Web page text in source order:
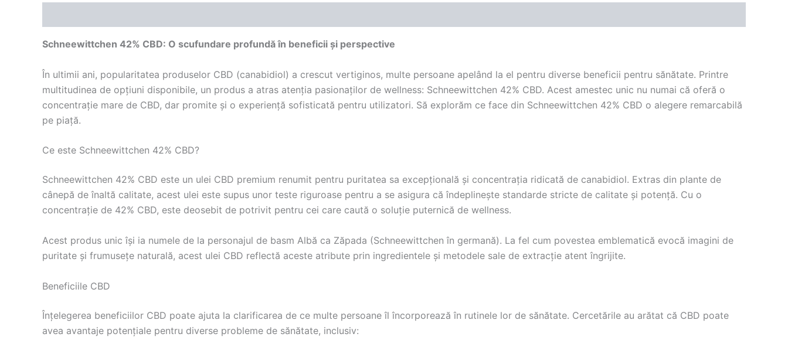
Schneewittchen 42% CBD: O scufundare profundă în beneficii și perspective
În ultimii ani, popularitatea produselor CBD (canabidiol) a crescut vertiginos, multe persoane apelând la el pentru diverse beneficii pentru sănătate. Printre
multitudinea de opțiuni disponibile, un produs a atras atenția pasionaților de wellness: Schneewittchen 42% CBD. Acest amestec unic nu numai că oferă o
concentrație mare de CBD, dar promite și o experiență sofisticată pentru utilizatori. Să explorăm ce face din Schneewittchen 42% CBD o alegere remarcabilă
pe piață.
Ce este Schneewittchen 42% CBD?
Schneewittchen 42% CBD este un ulei CBD premium renumit pentru puritatea sa excepțională și concentrația ridicată de canabidiol. Extras din plante de
cânepă de înaltă calitate, acest ulei este supus unor teste riguroase pentru a se asigura că îndeplinește standarde stricte de calitate și potență. Cu o
concentrație de 42% CBD, este deosebit de potrivit pentru cei care caută o soluție puternică de wellness.
Acest produs unic își ia numele de la personajul de basm Albă ca Zăpada (Schneewittchen în germană). La fel cum povestea emblematică evocă imagini de
puritate și frumusețe naturală, acest ulei CBD reflectă aceste atribute prin ingredientele și metodele sale de extracție atent îngrijite.
Beneficiile CBD
Înțelegerea beneficiilor CBD poate ajuta la clarificarea de ce multe persoane îl încorporează în rutinele lor de sănătate. Cercetările au arătat că CBD poate
avea avantaje potențiale pentru diverse probleme de sănătate, inclusiv: